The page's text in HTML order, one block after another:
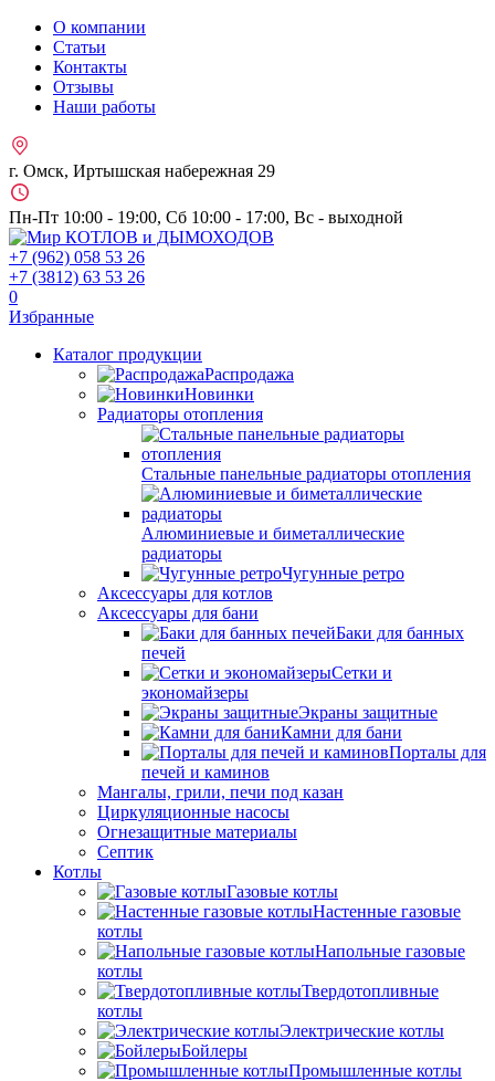
О компании
Статьи
Контакты
Отзывы
Наши работы
г. Омск, Иртышская набережная 29
Пн-Пт 10:00 - 19:00, Сб 10:00 - 17:00, Вс - выходной
+7 (962) 058 53 26
+7 (3812) 63 53 26
0
Избранные
Каталог продукции
Распродажа
Новинки
Радиаторы отопления
Стальные панельные радиаторы отопления
Алюминиевые и биметаллические
радиаторы
Чугунные ретро
Аксессуары для котлов
Аксессуары для бани
Баки для банных
печей
Сетки и
экономайзеры
Экраны защитные
Камни для бани
Порталы для
печей и каминов
Мангалы, грили, печи под казан
Циркуляционные насосы
Огнезащитные материалы
Септик
Котлы
Газовые котлы
Настенные газовые
котлы
Напольные газовые
котлы
Твердотопливные
котлы
Электрические котлы
Бойлеры
Промышленные котлы